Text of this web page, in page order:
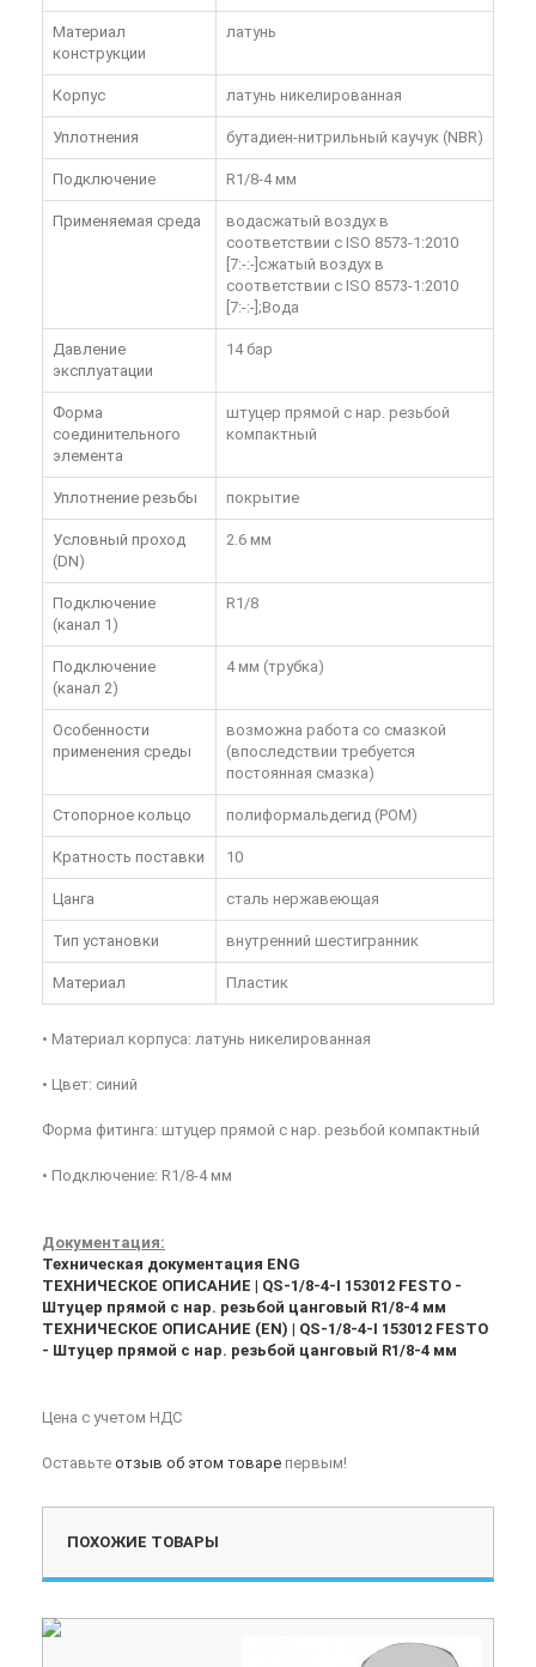
Материал
конструкции
латунь
Корпус латунь никелированная
Уплотнения бутадиен-нитрильный каучук (NBR)
Подключение R1/8-4 мм
Применяемая среда
водасжатый воздух в
соответствии с ISO 8573-1:2010
[7:-:-]сжатый воздух в
соответствии с ISO 8573-1:2010
[7:-:-];Вода
Давление
эксплуатации
14 бар
Форма
соединительного
элемента
штуцер прямой с нар. резьбой
компактный
Уплотнение резьбы покрытие
Условный проход
(DN)
2.6 мм
Подключение
(канал 1)
R1/8
Подключение
(канал 2)
4 мм (трубка)
Особенности
применения среды
возможна работа со смазкой
(впоследствии требуется
постоянная смазка)
Стопорное кольцо полиформальдегид (POM)
Кратность поставки 10
Цанга сталь нержавеющая
Тип установки внутренний шестигранник
Материал Пластик
• Материал корпуса: латунь никелированная
• Цвет: синий
Форма фитинга: штуцер прямой с нар. резьбой компактный
• Подключение: R1/8-4 мм
Документация:
Техническая документация ENG
ТЕХНИЧЕСКОЕ ОПИСАНИЕ | QS-1/8-4-I 153012 FESTO -
Штуцер прямой с нар. резьбой цанговый R1/8-4 мм
ТЕХНИЧЕСКОЕ ОПИСАНИЕ (EN) | QS-1/8-4-I 153012 FESTO
- Штуцер прямой с нар. резьбой цанговый R1/8-4 мм
Цена с учетом НДС
Оставьте отзыв об этом товаре первым!
ПОХОЖИЕ ТОВАРЫ